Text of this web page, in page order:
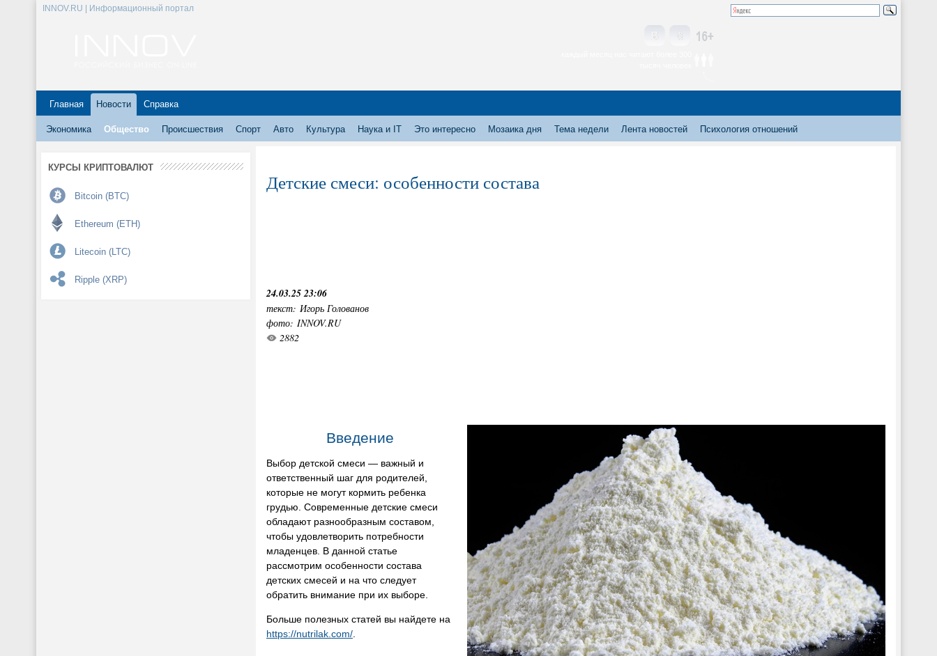
INNOV.RU | Информационный портал
Главная Новости Справка
Экономика Общество Происшествия Спорт Авто Культура Наука и IT Это интересно Мозаика дня Тема недели Лента новостей Психология отношений
КУРСЫ КРИПТОВАЛЮТ
Bitcoin (BTC)
Ethereum (ETH)
Litecoin (LTC)
Ripple (XRP)
Детские смеси: особенности состава
24.03.25 23:06
текст: Игорь Голованов
фото: INNOV.RU
2882
Введение
Выбор детской смеси — важный и
ответственный шаг для родителей,
которые не могут кормить ребенка
грудью. Современные детские смеси
обладают разнообразным составом,
чтобы удовлетворить потребности
младенцев. В данной статье
рассмотрим особенности состава
детских смесей и на что следует
обратить внимание при их выборе.
Больше полезных статей вы найдете на
https://nutrilak.com/.